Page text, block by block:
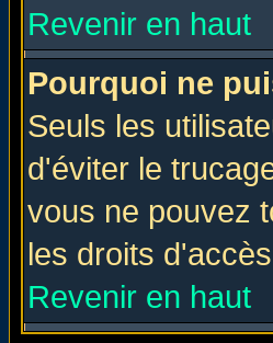
Revenir en haut
Pourquoi ne
Seuls les
d'éviter le
vous ne pouvez
les droits
Revenir en haut